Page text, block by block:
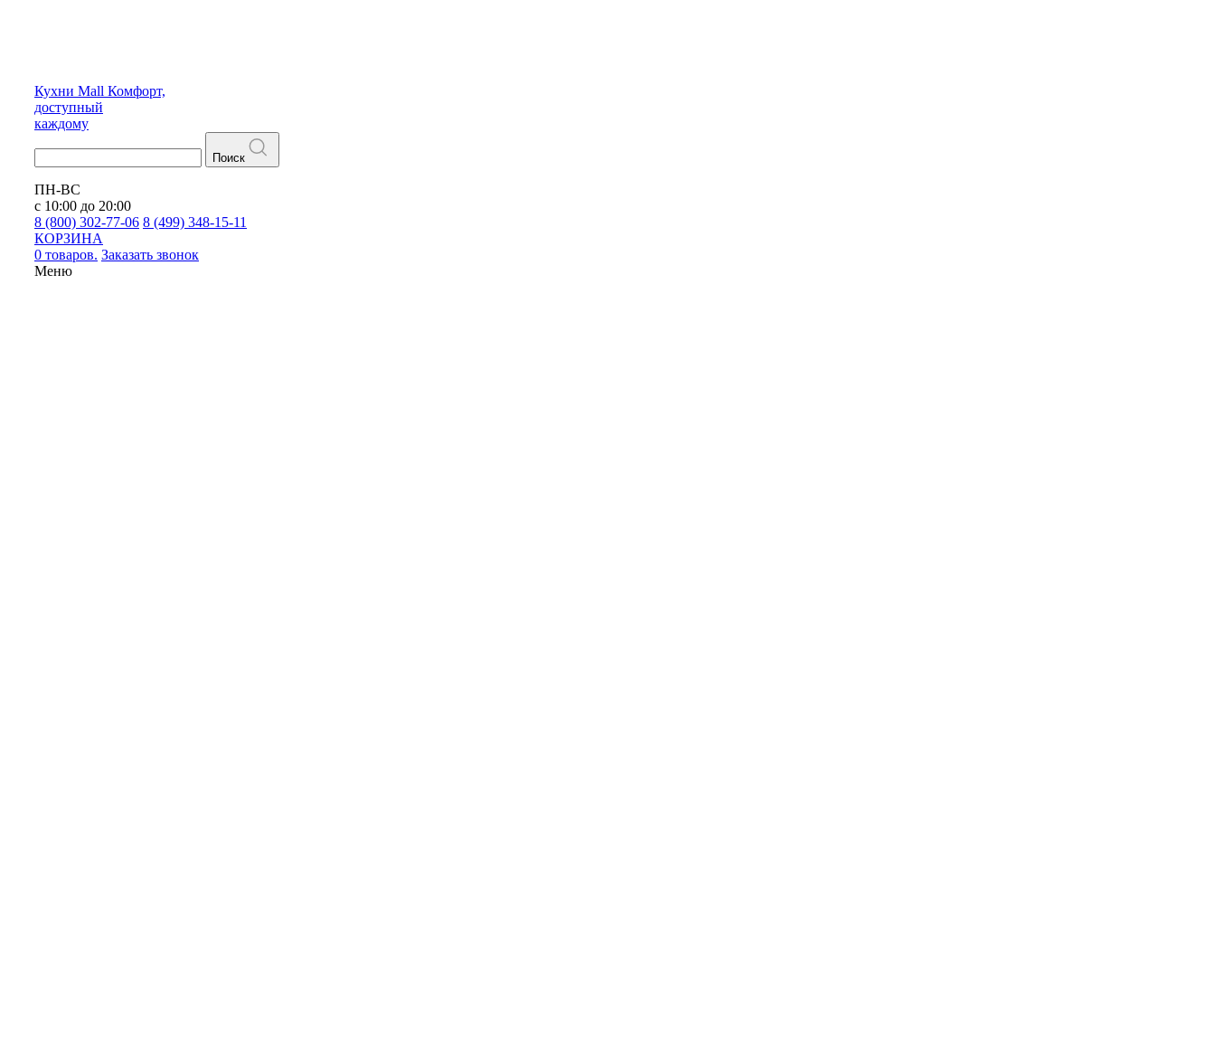
Кухни Mall Комфорт,
доступный
каждому
Поиск
ПН-ВС
с 10:00 до 20:00
8 (800) 302-77-06 8 (499) 348-15-11
КОРЗИНА
0 товаров. Заказать звонок
Меню